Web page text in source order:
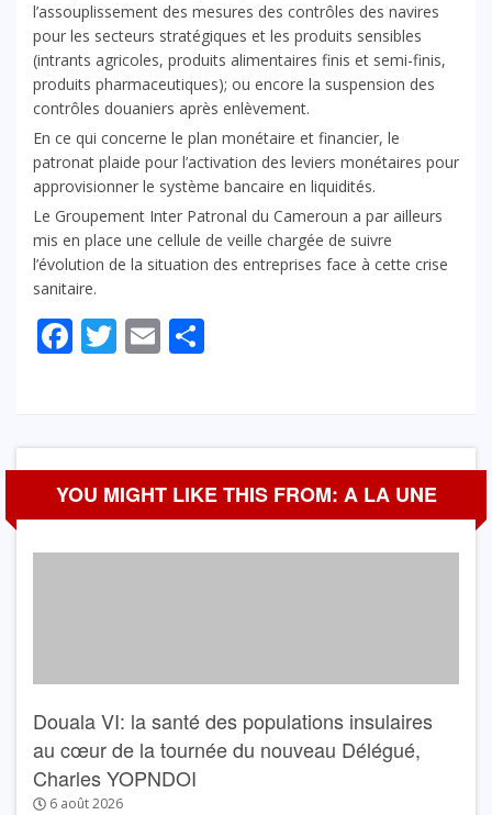
l’assouplissement des mesures des contrôles des navires
pour les secteurs stratégiques et les produits sensibles
(intrants agricoles, produits alimentaires finis et semi-finis,
produits pharmaceutiques); ou encore la suspension des
contrôles douaniers après enlèvement.
En ce qui concerne le plan monétaire et financier, le
patronat plaide pour l’activation des leviers monétaires pour
approvisionner le système bancaire en liquidités.
Le Groupement Inter Patronal du Cameroun a par ailleurs
mis en place une cellule de veille chargée de suivre
l’évolution de la situation des entreprises face à cette crise
sanitaire.
Facebook
Twitter
Email
YOU MIGHT LIKE THIS FROM: A LA UNE
Douala VI: la santé des populations insulaires
au cœur de la tournée du nouveau Délégué,
Charles YOPNDOI
6 août 2026